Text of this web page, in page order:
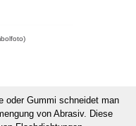
oder Gummi schneidet man
von Abrasiv. Diese